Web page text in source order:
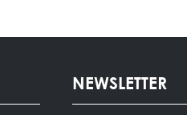
NEWSLETTER